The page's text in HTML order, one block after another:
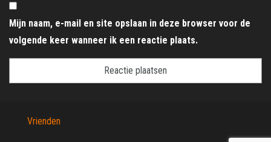
Mijn naam, e-mail en site opslaan in deze browser voor de
volgende keer wanneer ik een reactie plaats.
Vrienden